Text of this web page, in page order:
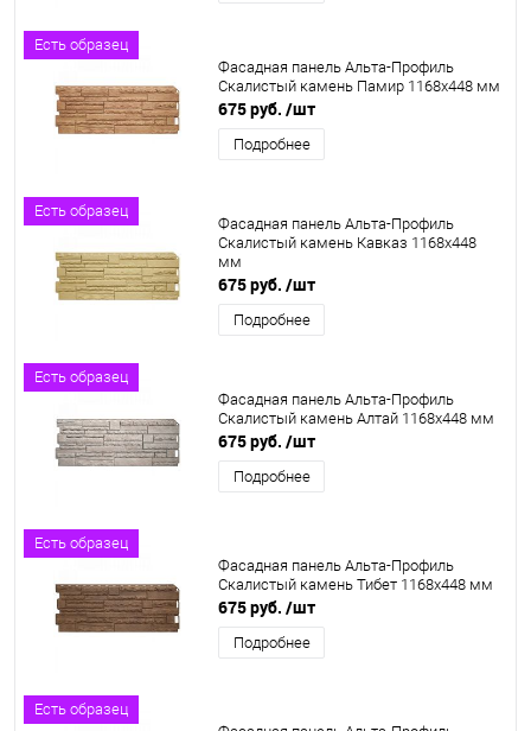
Есть образец
Фасадная панель Альта-Профиль
Скалистый камень Памир 1168х448 мм
675 руб. /шт
Подробнее
Есть образец
Фасадная панель Альта-Профиль
Скалистый камень Кавказ 1168х448
мм
675 руб. /шт
Подробнее
Есть образец
Фасадная панель Альта-Профиль
Скалистый камень Алтай 1168х448 мм
675 руб. /шт
Подробнее
Есть образец
Фасадная панель Альта-Профиль
Скалистый камень Тибет 1168х448 мм
675 руб. /шт
Подробнее
Есть образец